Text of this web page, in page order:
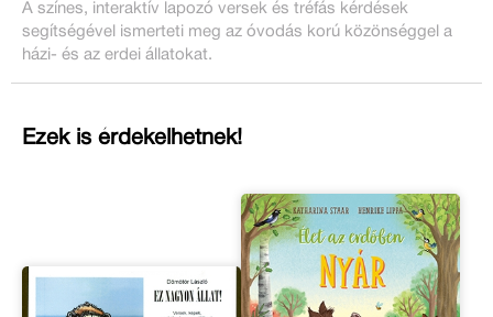
A színes, interaktív lapozó versek és tréfás kérdések
segítségével ismerteti meg az óvodás korú közönséggel a
házi- és az erdei állatokat.
Ezek is érdekelhetnek!